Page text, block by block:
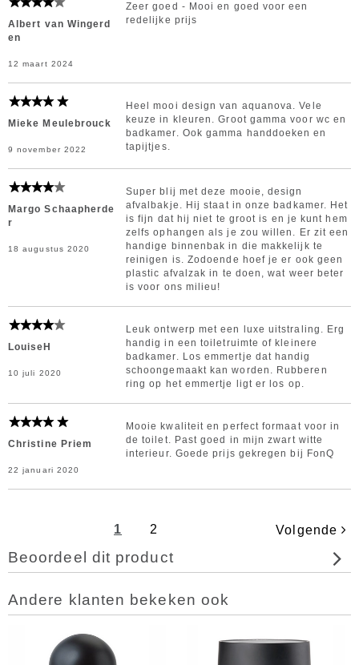
Albert van Wingerd
en
12 maart 2024
Zeer goed - Mooi en goed voor een
redelijke prijs
Mieke Meulebrouck
9 november 2022
Heel mooi design van aquanova. Vele
keuze in kleuren. Groot gamma voor wc en
badkamer. Ook gamma handdoeken en
tapijtjes.
Margo Schaapherde
r
18 augustus 2020
Super blij met deze mooie, design
afvalbakje. Hij staat in onze badkamer. Het
is fijn dat hij niet te groot is en je kunt hem
zelfs ophangen als je zou willen. Er zit een
handige binnenbak in die makkelijk te
reinigen is. Zodoende hoef je er ook geen
plastic afvalzak in te doen, wat weer beter
is voor ons milieu!
LouiseH
10 juli 2020
Leuk ontwerp met een luxe uitstraling. Erg
handig in een toiletruimte of kleinere
badkamer. Los emmertje dat handig
schoongemaakt kan worden. Rubberen
ring op het emmertje ligt er los op.
Christine Priem
22 januari 2020
Mooie kwaliteit en perfect formaat voor in
de toilet. Past goed in mijn zwart witte
interieur. Goede prijs gekregen bij FonQ
1 2 Volgende
Beoordeel dit product
Andere klanten bekeken ook